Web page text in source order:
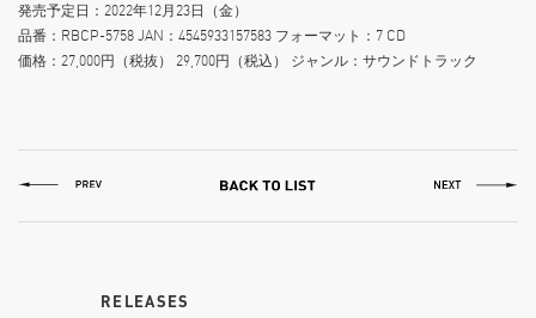
発売予定日：2022年12月23日（金）
品番：RBCP-5758 JAN：4545933157583 フォーマット：7 CD
価格：27,000円（税抜） 29,700円（税込） ジャンル：サウンドトラック
RELEASES